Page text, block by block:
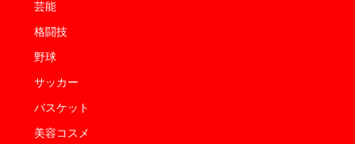
芸能
格闘技
野球
サッカー
バスケット
美容コスメ